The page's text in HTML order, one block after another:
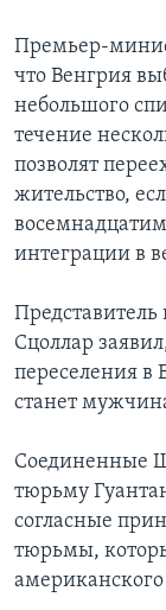
АМЕРИКА.
ПОДПИСКА НА
Премьер-
что Венгрия
небольшого
течение
позволят
жительство,
интеграции в
Представитель
Сцоллар
переселения
станет
Соединенные
тюрьму
согласные
тюрьмы,
американского